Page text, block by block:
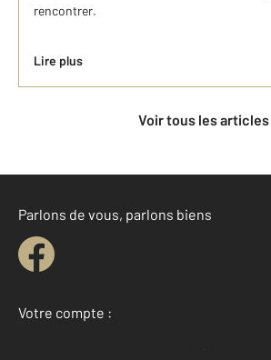
rencontrer.
Lire plus
Voir tous les articles
Parlons de vous, parlons biens
Votre compte :
Accéder à mon compte